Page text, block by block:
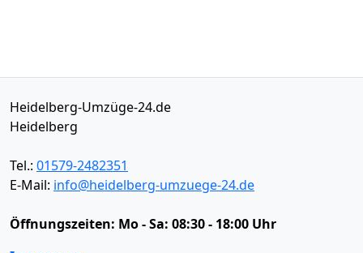
Heidelberg-Umzüge-24.de
Heidelberg
Tel.: 01579-2482351
E-Mail: info@heidelberg-umzuege-24.de
Öffnungszeiten: Mo - Sa: 08:30 - 18:00 Uhr